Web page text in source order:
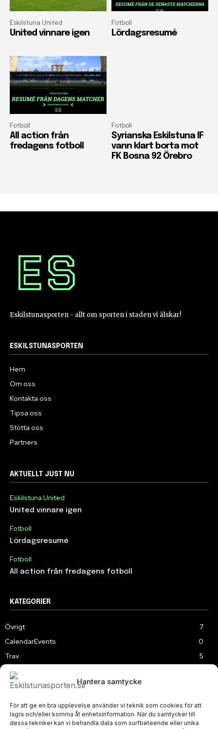
Hantera samtycke
För att ge en bra upplevelse använder vi teknik som cookies för att
lagra och/eller komma åt enhetsinformation. När du samtycker till
dessa tekniker kan vi behandla data som surfbeteende eller unika
Eskilstuna United
United vinnare igen
Fotboll
Lördagsresumé
Fotboll
All action från
fredagens fotboll
Fotboll
Syrianska Eskilstuna IF
vann klart borta mot
FK Bosna 92 Örebro
Eskilstunasporten - allt om sporten i staden vi älskar!
ESKILSTUNASPORTEN
Hem
Om oss
Kontakta oss
Tipsa oss
Stötta oss
Partners
AKTUELLT JUST NU
Eskilstuna United
United vinnare igen
Fotboll
Lördagsresumé
Fotboll
All action från fredagens fotboll
KATEGORIER
Övrigt
7
CalendarEvents
0
Trav
5
TV
Samhällsprojekt
Slalom